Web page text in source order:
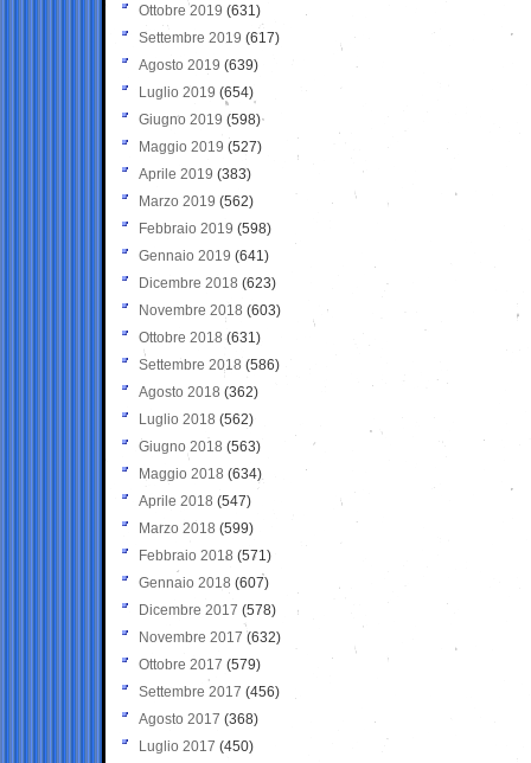
Ottobre 2019 (631)
Settembre 2019 (617)
Agosto 2019 (639)
Luglio 2019 (654)
Giugno 2019 (598)
Maggio 2019 (527)
Aprile 2019 (383)
Marzo 2019 (562)
Febbraio 2019 (598)
Gennaio 2019 (641)
Dicembre 2018 (623)
Novembre 2018 (603)
Ottobre 2018 (631)
Settembre 2018 (586)
Agosto 2018 (362)
Luglio 2018 (562)
Giugno 2018 (563)
Maggio 2018 (634)
Aprile 2018 (547)
Marzo 2018 (599)
Febbraio 2018 (571)
Gennaio 2018 (607)
Dicembre 2017 (578)
Novembre 2017 (632)
Ottobre 2017 (579)
Settembre 2017 (456)
Agosto 2017 (368)
Luglio 2017 (450)